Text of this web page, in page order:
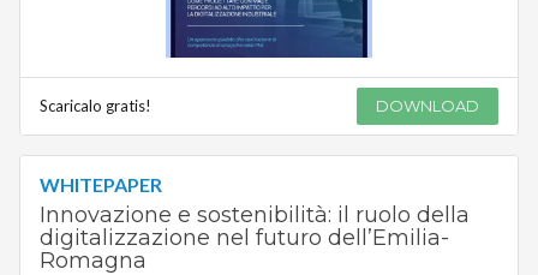
Scaricalo gratis! DOWNLOAD
WHITEPAPER
Innovazione e sostenibilità: il ruolo della
digitalizzazione nel futuro dell’Emilia-
Romagna